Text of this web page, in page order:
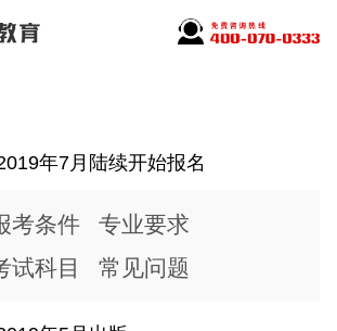
年7月陆续开始报名
考条件
专业要求
试科目 常见问题